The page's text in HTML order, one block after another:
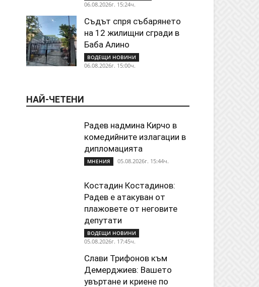
06.08.2026г. 15:24ч.
Съдът спря събарянето
на 12 жилищни сгради в
Баба Алино
ВОДЕЩИ НОВИНИ
06.08.2026г. 15:00ч.
НАЙ-ЧЕТЕНИ
Радев надмина Кирчо в
комедийните излагации в
дипломацията
МНЕНИЯ 05.08.2026г. 15:44ч.
Костадин Костадинов:
Радев е атакуван от
плажoвете от неговите
депутати
ВОДЕЩИ НОВИНИ
05.08.2026г. 17:45ч.
Слави Трифонов към
Демерджиев: Вашето
увъртане и криене по